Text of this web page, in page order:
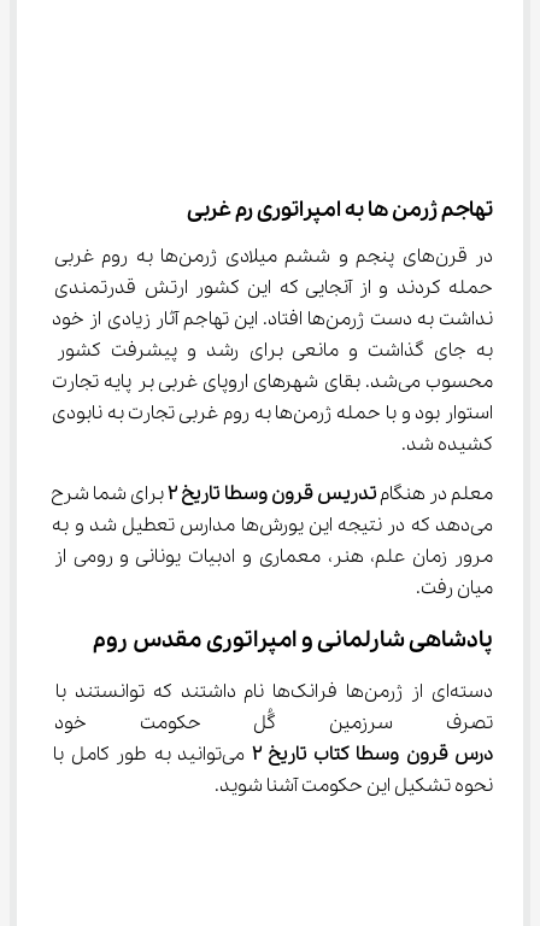
تهاجم ژرمن ها به امپراتوری رم غربی
در قرن‌های پنجم و ششم میلادی ژرمن‌ها به روم غربی
حمله کردند و از آنجایی که این کشور ارتش قدرتمندی
نداشت به دست ژرمن‌ها افتاد. این تهاجم آثار زیادی از خود
به جای گذاشت و مانعی برای رشد و پیشرفت کشور
محسوب می‌شد. بقای شهرهای اروپای غربی بر پایه تجارت
استوار بود و با حمله ژرمن‌ها به روم غربی تجارت به نابودی
کشیده شد.
معلم در هنگام تدریس قرون وسطا تاریخ ۲ برای شما شرح
می‌دهد که در نتیجه این یورش‌ها مدارس تعطیل شد و به
مرور زمان علم، هنر، معماری و ادبیات یونانی و رومی از
میان رفت.
پادشاهی شارلمانی و امپراتوری مقدس روم
دسته‌ای از ژرمن‌ها فرانک‌ها نام داشتند که توانستند با
تصرف سرزمین گُل حکومت خود
درس قرون وسطا کتاب تاریخ ۲
می‌توانید به طور کامل با
نحوه تشکیل این حکومت آشنا شوید.